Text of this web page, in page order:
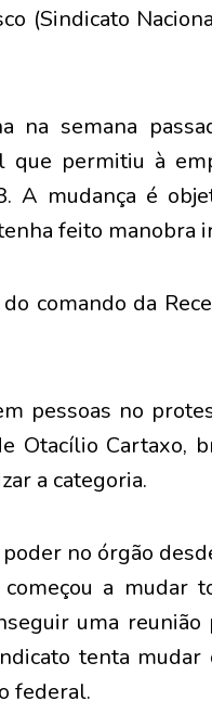
(Sindicato
na semana
que permitiu à
A mudança é
feito manobra
comando da
pessoas no
Otacílio Cartaxo,
a categoria.
no órgão
a mudar
uma
tenta
federal.